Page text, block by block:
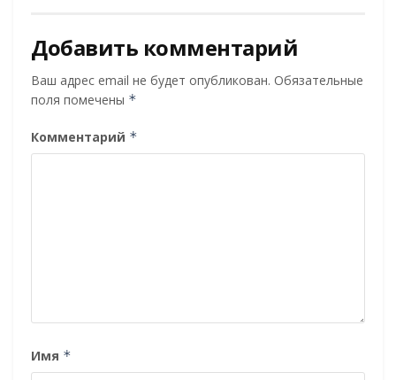
Добавить комментарий
Ваш адрес email не будет опубликован. Обязательные
поля помечены *
Комментарий *
Имя *